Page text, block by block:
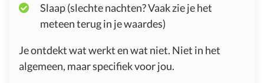
Slaap (slechte nachten? Vaak zie je het
meteen terug in je waardes)
Je ontdekt wat werkt en wat niet. Niet in het
algemeen, maar specifiek voor jou.